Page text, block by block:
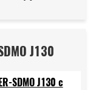
J130